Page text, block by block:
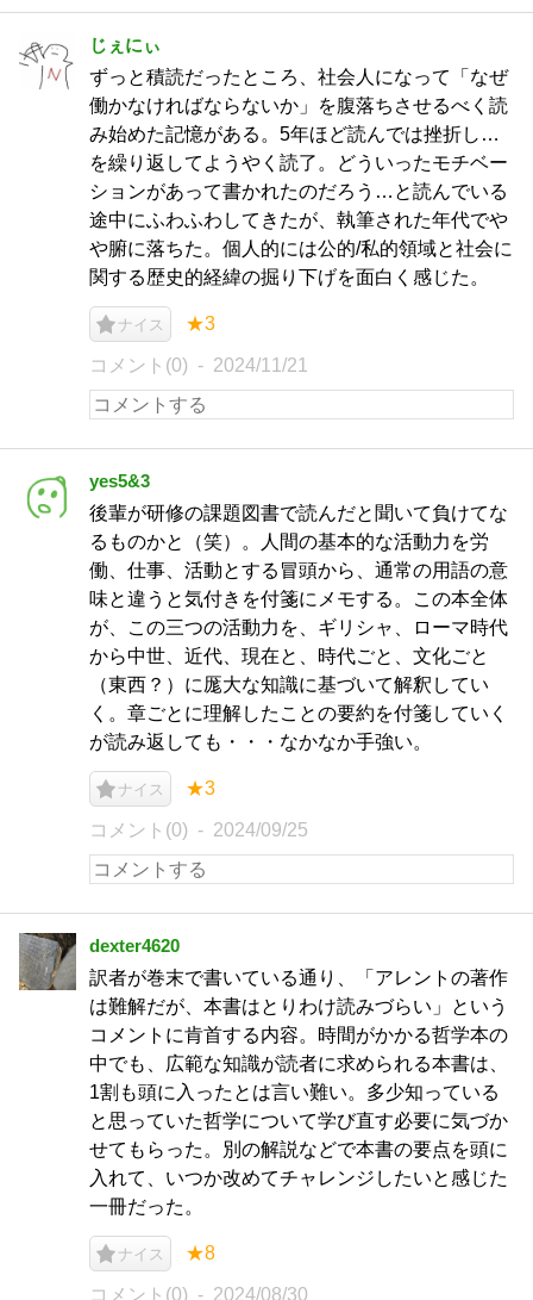
じぇにぃ
ずっと積読だったところ、社会人になって「なぜ
働かなければならないか」を腹落ちさせるべく読
み始めた記憶がある。5年ほど読んでは挫折し…
を繰り返してようやく読了。どういったモチベー
ションがあって書かれたのだろう…と読んでいる
途中にふわふわしてきたが、執筆された年代でや
や腑に落ちた。個人的には公的/私的領域と社会に
関する歴史的経緯の掘り下げを面白く感じた。
ナイス ★3
コメント(0) 2024/11/21
yes5&3
後輩が研修の課題図書で読んだと聞いて負けてな
るものかと（笑）。人間の基本的な活動力を労
働、仕事、活動とする冒頭から、通常の用語の意
味と違うと気付きを付箋にメモする。この本全体
が、この三つの活動力を、ギリシャ、ローマ時代
から中世、近代、現在と、時代ごと、文化ごと
（東西？）に厖大な知識に基づいて解釈してい
く。章ごとに理解したことの要約を付箋していく
が読み返しても・・・なかなか手強い。
ナイス ★3
コメント(0) 2024/09/25
dexter4620
訳者が巻末で書いている通り、「アレントの著作
は難解だが、本書はとりわけ読みづらい」という
コメントに肯首する内容。時間がかかる哲学本の
中でも、広範な知識が読者に求められる本書は、
1割も頭に入ったとは言い難い。多少知っている
と思っていた哲学について学び直す必要に気づか
せてもらった。別の解説などで本書の要点を頭に
入れて、いつか改めてチャレンジしたいと感じた
一冊だった。
ナイス ★8
コメント(0) 2024/08/30